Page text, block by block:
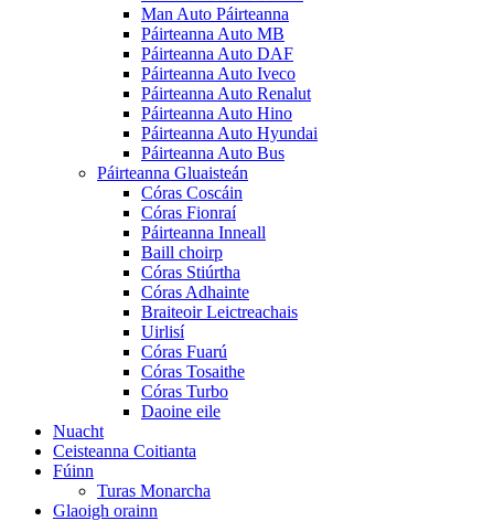
Man Auto Páirteanna
Páirteanna Auto MB
Páirteanna Auto DAF
Páirteanna Auto Iveco
Páirteanna Auto Renalut
Páirteanna Auto Hino
Páirteanna Auto Hyundai
Páirteanna Auto Bus
Páirteanna Gluaisteán
Córas Coscáin
Córas Fionraí
Páirteanna Inneall
Baill choirp
Córas Stiúrtha
Córas Adhainte
Braiteoir Leictreachais
Uirlisí
Córas Fuarú
Córas Tosaithe
Córas Turbo
Daoine eile
Nuacht
Ceisteanna Coitianta
Fúinn
Turas Monarcha
Glaoigh orainn